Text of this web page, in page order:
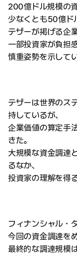
200億ドル規模の
少なくとも50億ド
テザーが掲げる企
一部投資家が負担
慎重姿勢を示して
テザーは世界のス
持しているが、
企業価値の算定手
きた。
大規模な資金調達
るなか、
投資家の理解を得
フィナンシャル・
今回の資金調達を
最終的な調達規模